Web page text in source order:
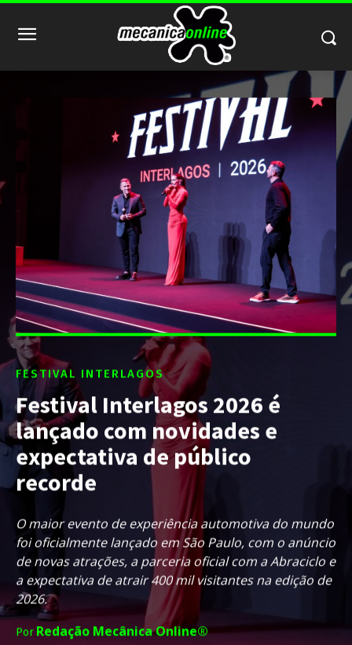
FESTIVAL INTERLAGOS
Festival Interlagos 2026 é
lançado com novidades e
expectativa de público
recorde
O maior evento de experiência automotiva do mundo
foi oficialmente lançado em São Paulo, com o anúncio
de novas atrações, a parceria oficial com a Abraciclo e
a expectativa de atrair 400 mil visitantes na edição de
2026.
Por Redação Mecânica Online®